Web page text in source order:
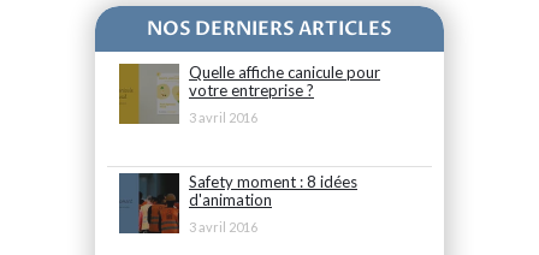
NOS DERNIERS ARTICLES
Quelle affiche canicule pour
votre entreprise ?
3 avril 2016
Safety moment : 8 idées
d'animation
3 avril 2016